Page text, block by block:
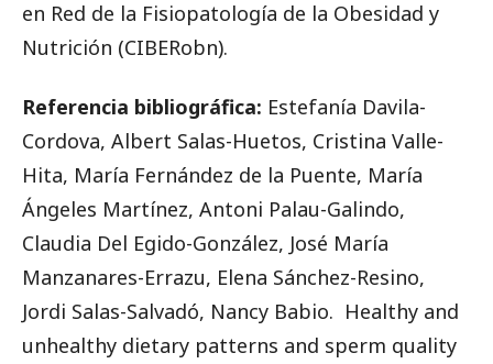
en Red de la Fisiopatología de la Obesidad y
Nutrición (CIBERobn).
Referencia bibliográfica: Estefanía Davila-
Cordova, Albert Salas-Huetos, Cristina Valle-
Hita, María Fernández de la Puente, María
Ángeles Martínez, Antoni Palau-Galindo,
Claudia Del Egido-González, José María
Manzanares-Errazu, Elena Sánchez-Resino,
Jordi Salas-Salvadó, Nancy Babio. Healthy and
unhealthy dietary patterns and sperm quality